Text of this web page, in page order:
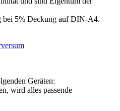
bei 5% Deckung auf DIN-A4.
Geräten:
wird alles passende